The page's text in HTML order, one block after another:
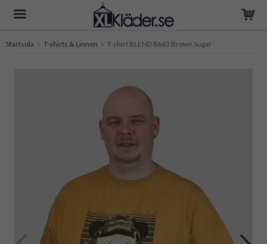
Startsida T-shirts & Linnen T-shirt BLEND 8663 Brown Sugar